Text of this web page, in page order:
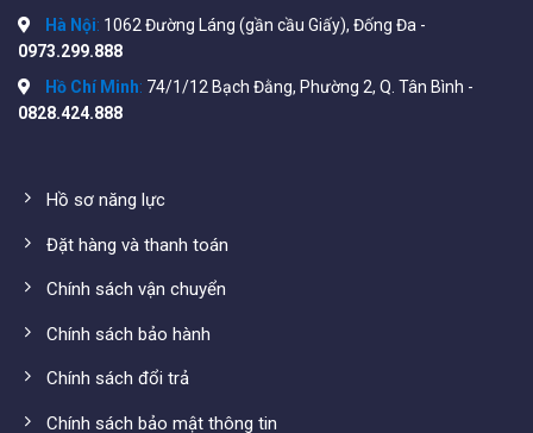
Công suất điện từ từ 30W- 240W
Kiểm soát bass và treble
Hà Nội: 1062 Đường Láng (gần cầu Giấy), Đống Đa -
0973.299.888
Hồ Chí Minh: 74/1/12 Bạch Đằng, Phường 2, Q. Tân Bình -
0828.424.888
Hồ sơ năng lực
Đặt hàng và thanh toán
Chính sách vận chuyển
Chính sách bảo hành
Chính sách đổi trả
Chính sách bảo mật thông tin